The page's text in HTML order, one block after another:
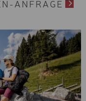
ANFRAGE